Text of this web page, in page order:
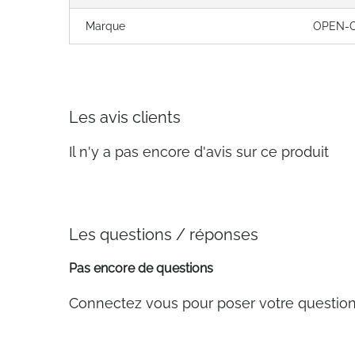
Marque OPEN-
Les avis clients
Il n'y a pas encore d'avis sur ce produit
Les questions / réponses
Pas encore de questions
Connectez vous pour poser votre question